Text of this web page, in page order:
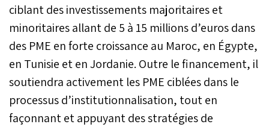
ciblant des investissements majoritaires et
minoritaires allant de 5 à 15 millions d’euros dans
des PME en forte croissance au Maroc, en Égypte,
en Tunisie et en Jordanie. Outre le financement, il
soutiendra activement les PME ciblées dans le
processus d’institutionnalisation, tout en
façonnant et appuyant des stratégies de